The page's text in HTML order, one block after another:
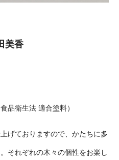
美香
品衛生法 適合塗料）
げておりますので、かたちに多
それぞれの木々の個性をお楽し